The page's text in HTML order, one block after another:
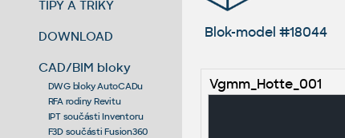
TIPY A TRIKY
DOWNLOAD
CAD/BIM bloky
DWG bloky AutoCADu
RFA rodiny Revitu
IPT součásti Inventoru
F3D součásti Fusion360
Blok-model #18044
Vgmm_Hotte_001